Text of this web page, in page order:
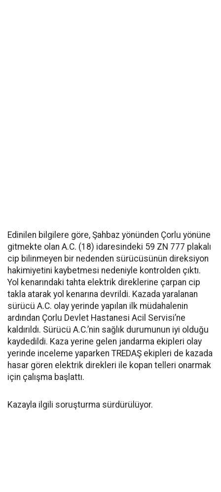
Edinilen bilgilere göre, Şahbaz yönünden Çorlu yönüne
gitmekte olan A.C. (18) idaresindeki 59 ZN 777 plakalı
cip bilinmeyen bir nedenden sürücüsünün direksiyon
hakimiyetini kaybetmesi nedeniyle kontrolden çıktı.
Yol kenarındaki tahta elektrik direklerine çarpan cip
takla atarak yol kenarına devrildi. Kazada yaralanan
sürücü A.C. olay yerinde yapılan ilk müdahalenin
ardından Çorlu Devlet Hastanesi Acil Servisi’ne
kaldırıldı. Sürücü A.C.’nin sağlık durumunun iyi olduğu
kaydedildi. Kaza yerine gelen jandarma ekipleri olay
yerinde inceleme yaparken TREDAŞ ekipleri de kazada
hasar gören elektrik direkleri ile kopan telleri onarmak
için çalışma başlattı.
Kazayla ilgili soruşturma sürdürülüyor.